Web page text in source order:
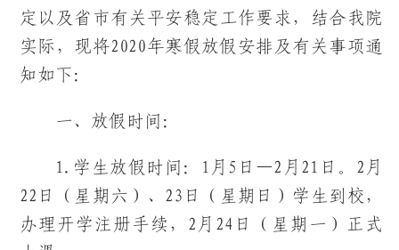
定以及省市有关平安稳定工作要求，结合我院
实际，现将2020年寒假放假安排及有关事项通
知如下：
一、放假时间：
1.学生放假时间：1月5日—2月21日。2月
22日（星期六）、23日（星期日）学生到校，
办理开学注册手续，2月24日（星期一）正式